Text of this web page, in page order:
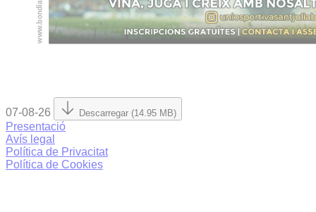
07-08-26 Descarregar (14.95 MB)
Presentació
Avís legal
Política de Privacitat
Política de Cookies